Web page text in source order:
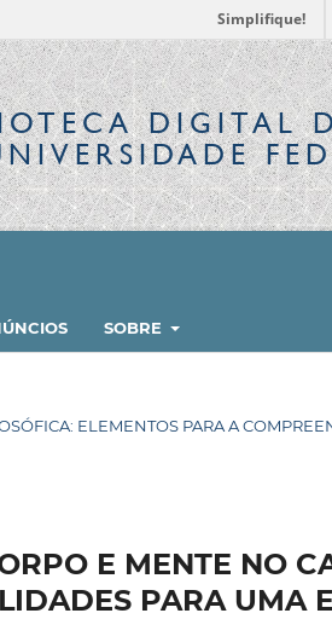
Simplifique!
DIGITAL
SOBRE
ELEMENTOS PARA A
E MENTE NO
PARA UMA